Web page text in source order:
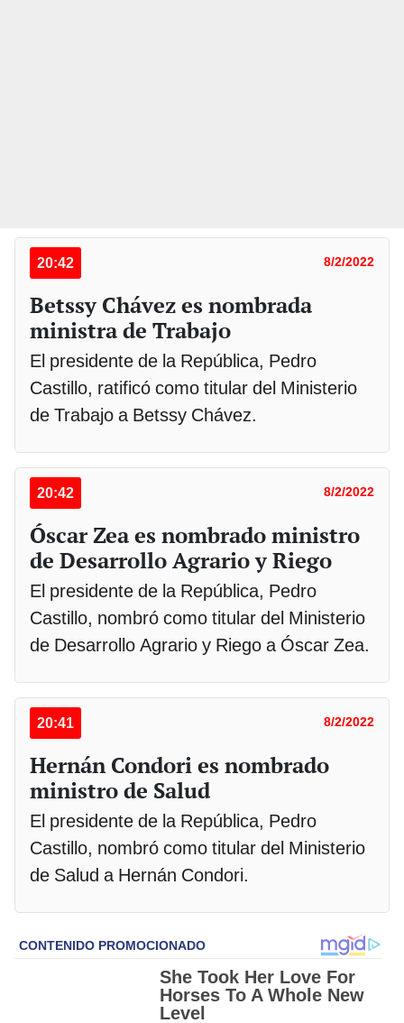
20:42 8/2/2022
Betssy Chávez es nombrada
ministra de Trabajo
El presidente de la República, Pedro
Castillo, ratificó como titular del Ministerio
de Trabajo a Betssy Chávez.
20:42 8/2/2022
Óscar Zea es nombrado ministro
de Desarrollo Agrario y Riego
El presidente de la República, Pedro
Castillo, nombró como titular del Ministerio
de Desarrollo Agrario y Riego a Óscar Zea.
20:41 8/2/2022
Hernán Condori es nombrado
ministro de Salud
El presidente de la República, Pedro
Castillo, nombró como titular del Ministerio
de Salud a Hernán Condori.